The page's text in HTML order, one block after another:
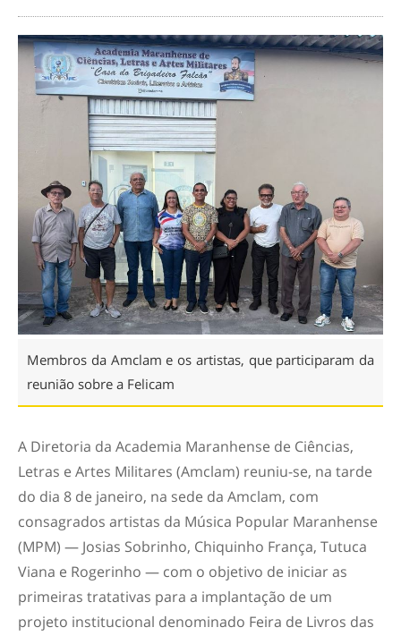
Membros da Amclam e os artistas, que participaram da
reunião sobre a Felicam
A Diretoria da Academia Maranhense de Ciências,
Letras e Artes Militares (Amclam) reuniu-se, na tarde
do dia 8 de janeiro, na sede da Amclam, com
consagrados artistas da Música Popular Maranhense
(MPM) — Josias Sobrinho, Chiquinho França, Tutuca
Viana e Rogerinho — com o objetivo de iniciar as
primeiras tratativas para a implantação de um
projeto institucional denominado Feira de Livros das